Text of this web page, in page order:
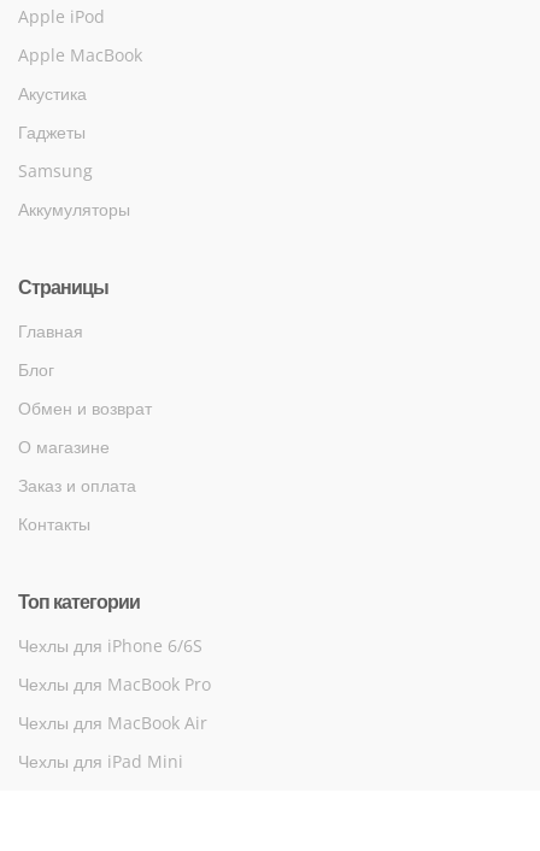
Apple iPod
Apple MacBook
Акустика
Гаджеты
Samsung
Аккумуляторы
Страницы
Главная
Блог
Обмен и возврат
О магазине
Заказ и оплата
Контакты
Топ категории
Чехлы для iPhone 6/6S
Чехлы для MacBook Pro
Чехлы для MacBook Air
Чехлы для iPad Mini